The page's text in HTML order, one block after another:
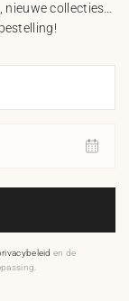
collecties…
en de